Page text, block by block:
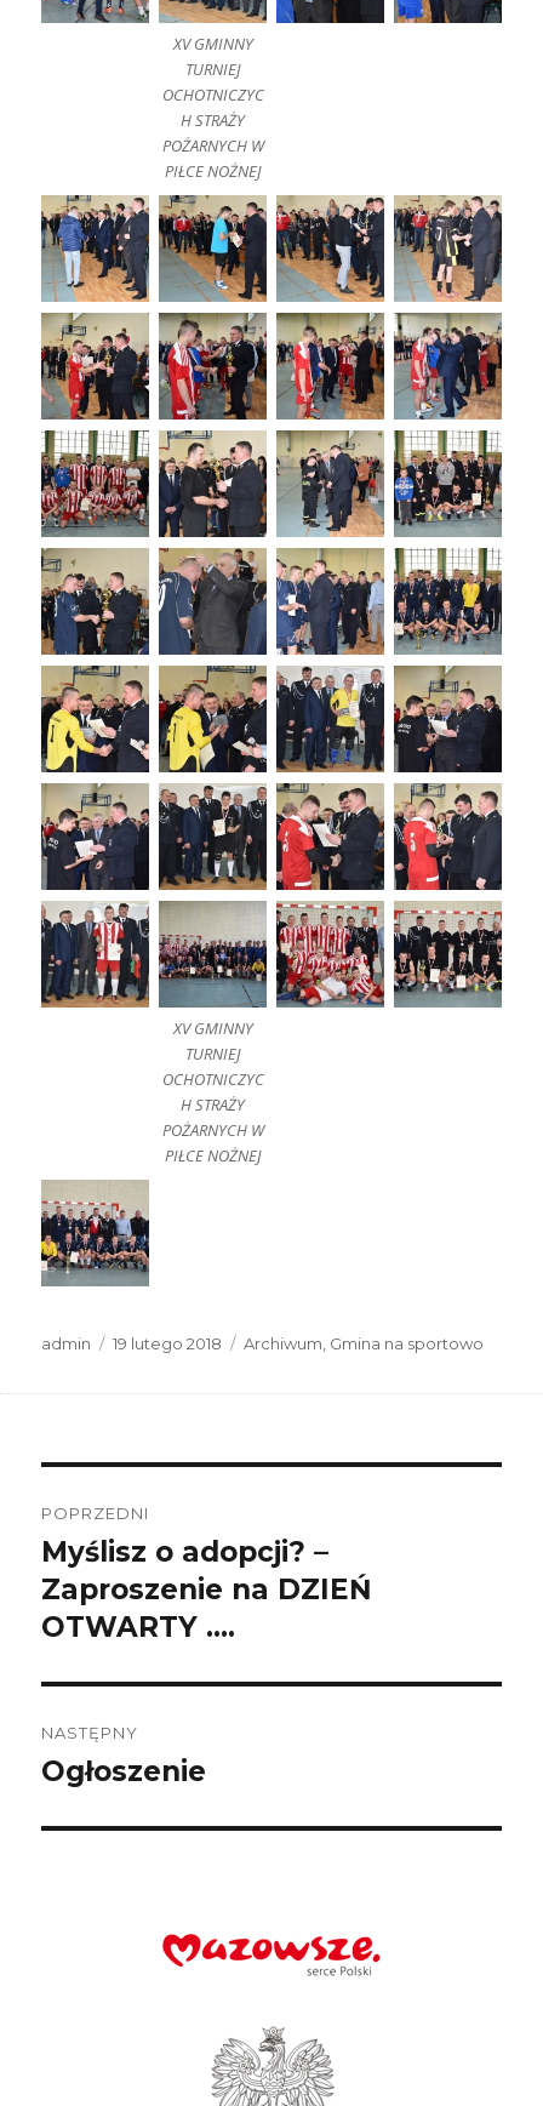
XV GMINNY
TURNIEJ
OCHOTNICZYC
H STRAŻY
POŻARNYCH W
PIŁCE NOŻNEJ
XV GMINNY
TURNIEJ
OCHOTNICZYC
H STRAŻY
POŻARNYCH W
PIŁCE NOŻNEJ
Autor
admin
Data
19 lutego 2018 Kategorie
Archiwum Gmina na sportowo
wpisu
POPRZEDNI
Poprzedni
wpis:
Myślisz o adopcji? –
Zaproszenie na DZIEŃ
OTWARTY ….
NASTĘPNY
Następny
Ogłoszenie